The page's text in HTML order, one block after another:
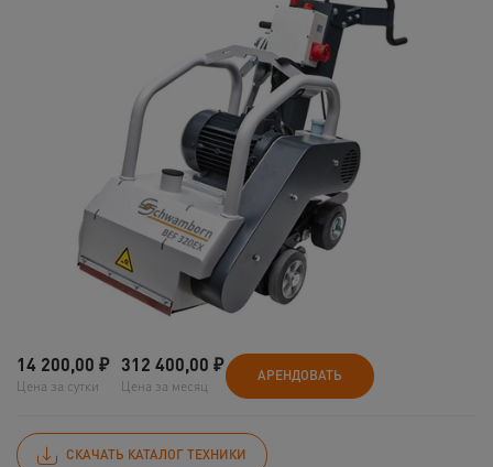
14 200,00 ₽
Цена за сутки
312 400,00 ₽
Цена за месяц
АРЕНДОВАТЬ
СКАЧАТЬ КАТАЛОГ ТЕХНИКИ